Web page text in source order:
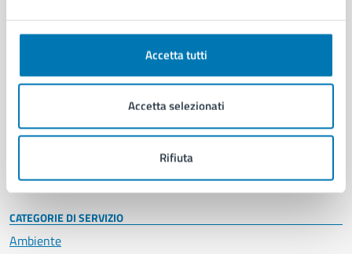
Accetta tutti
Accetta selezionati
Rifiuta
Organi di governo
Enti e fondazioni
Personale amministrativo
Intranet, posta aziendale e protocollo
CATEGORIE DI SERVIZIO
Ambiente